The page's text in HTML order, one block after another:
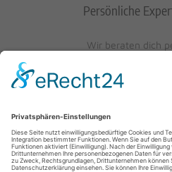
Persönliche
Wir beraten dich
0621/